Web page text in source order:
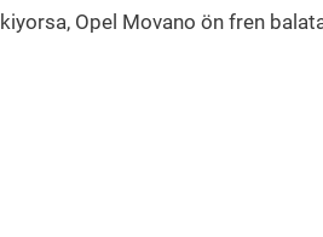
Opel Movano ön fren